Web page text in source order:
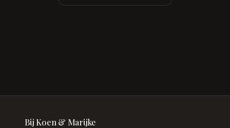
Bij Koen & Marijke